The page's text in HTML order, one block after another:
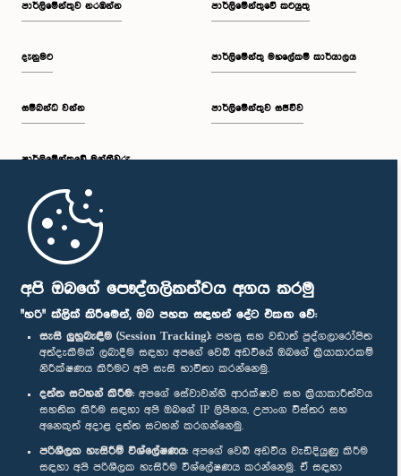
අපි ඔබගේ පෞද්ගලිකත්වය අගය කරමු
"හරි" ක්ලික් කිරීමෙන්, ඔබ පහත සඳහන් දේට එකඟ වේ:
සැසි ලුහුබැඳීම (Session Tracking): පහසු සහ වඩාත් පුද්ගලාරෝපිත
අත්දැකීමක් ලබාදීම සඳහා අපගේ වෙබ් අඩවියේ ඔබගේ ක්‍රියාකාරකම්
නිරීක්ෂණය කිරීමට අපි සැසි භාවිතා කරන්නෙමු.
දත්ත සටහන් කිරීම: අපගේ සේවාවන්හි ආරක්ෂාව සහ ක්‍රියාකාරීත්වය
සහතික කිරීම සඳහා අපි ඔබගේ IP ලිපිනය, උපාංග විස්තර සහ
අනෙකුත් අදාළ දත්ත සටහන් කරගන්නෙමු.
පරිශීලක හැසිරීම් විශ්ලේෂණය: අපගේ වෙබ් අඩවිය වැඩිදියුණු කිරීම
සඳහා අපි පරිශීලක හැසිරීම විශ්ලේෂණය කරන්නෙමු. ඒ සඳහා
පාර්ලි‌මේන්තුව නරඹන්න
දැනුමට
සම්බන්ධ වන්න
පාර්ලි‌මේන්තුවේ මන්ත්‍රීවරු
මුල් පිටුව
පාර්ලිමේන්තුවේ කටයුතු
පාර්ලිමේන්තු මහලේකම් කාර්යාලය
පාර්ලිමේන්තුව සජීවීව
පාර්ලිමේන්තු ජංගම යෙදුම
අප හා සම්බන්ධ වී සිටින්න :
සම්මාන